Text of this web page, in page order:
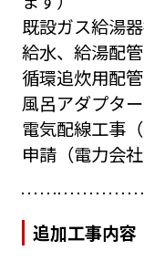
既設ガス給湯
給水、給湯配
循環追炊用配
風呂アダプタ
電気配線工事
申請（電力会
追加工事内容